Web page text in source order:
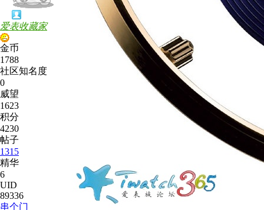
爱表收藏家
金币
1788
社区知名度
0
威望
1623
积分
4230
帖子
1315
精华
6
UID
89336
串个门